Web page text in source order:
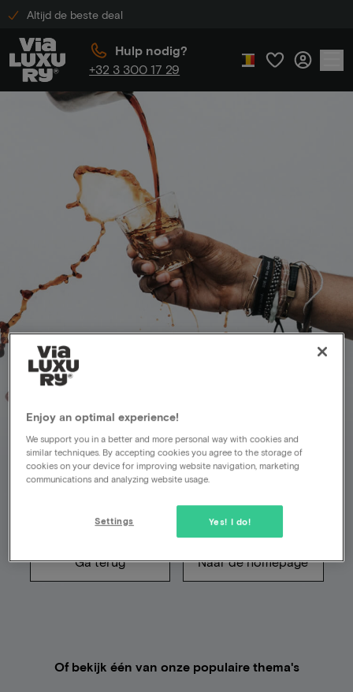
Altijd de beste deal
Hulp nodig?
+32 3 300 17 29
Helaas is er iets fout
gegaan
De pagina die je zocht bestaat niet (meer)
Ga terug Naar de homepage
Of bekijk één van onze populaire thema's
Enjoy an optimal experience!
We support you in a better and more personal way with cookies and
similar techniques. By accepting cookies you agree to the storage of
cookies on your device for improving website navigation, marketing
communications and analyzing website usage.
Yes! I do!
Settings